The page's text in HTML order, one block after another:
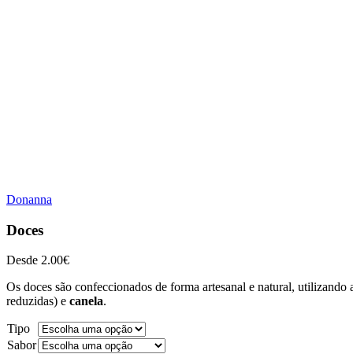
Donanna
Doces
Desde 2.00€
Os doces são confeccionados de forma artesanal e natural,
reduzidas) e canela.
Tipo
Sabor